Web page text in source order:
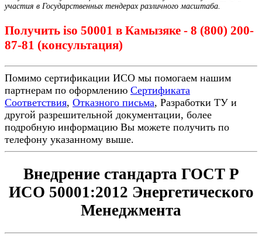
участия в Государственных тендерах различного масштаба.
Получить iso 50001 в Камызяке - 8 (800) 200-
87-81 (консультация)
Помимо сертификации ИСО мы помогаем нашим
партнерам по оформлению Сертификата
Соответствия, Отказного письма, Разработки ТУ и
другой разрешительной документации, более
подробную информацию Вы можете получить по
телефону указанному выше.
Внедрение стандарта ГОСТ Р
ИСО 50001:2012 Энергетического
Менеджмента